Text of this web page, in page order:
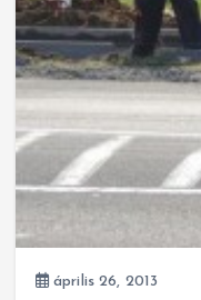
április 26, 2013